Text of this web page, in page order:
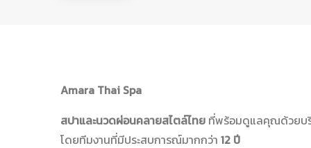
Amara Thai Spa
สปาและนวดผ่อนคลายสไตล์ไทย ที่พร้อมดูแลคุณด้วยบ
โดยทีมงานที่มีประสบการณ์มากกว่า 12 ปี